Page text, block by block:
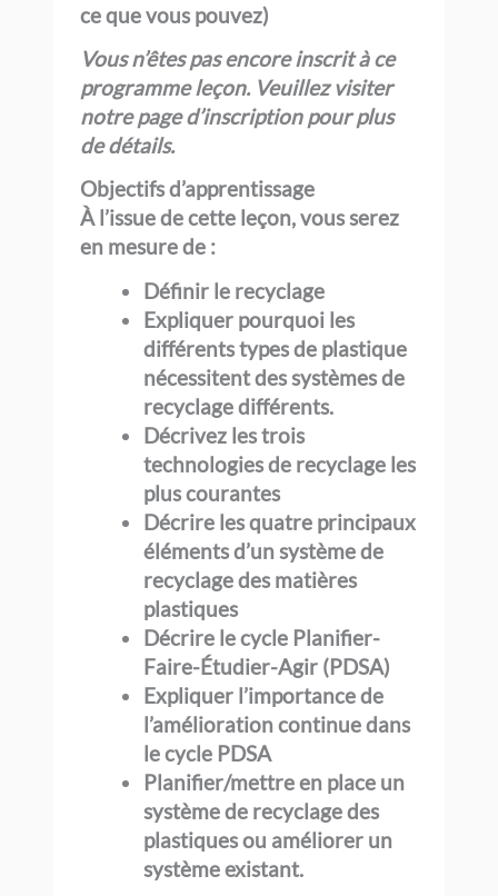
ce que vous pouvez)
Vous n’êtes pas encore inscrit à ce
programmeleçon. Veuillez visiter
notre page d’inscription pour plus
de détails.
Objectifs d’apprentissage
À l’issue de cette leçon, vous serez
en mesure de :
Définir le recyclage
Expliquer pourquoi les
différents types de plastique
nécessitent des systèmes de
recyclage différents.
Décrivez les trois
technologies de recyclage les
plus courantes
Décrire les quatre principaux
éléments d’un système de
recyclage des matières
plastiques
Décrire le cycle Planifier-
Faire-Étudier-Agir (PDSA)
Expliquer l’importance de
l’amélioration continue dans
le cycle PDSA
Planifier/mettre en place un
système de recyclage des
plastiques ou améliorer un
système existant.